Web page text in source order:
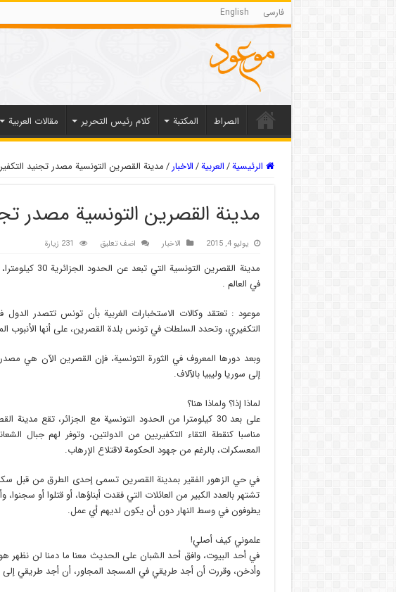
فارسی English
الصراط المکتبة كلام رئيس التحرير مقالات العربیة
الرئيسية/العربیة/الاخبار /مدينة القصرين التونسية مصدر تجنيد
مدينة القصرين التونسية مصدر
يوليو 4, 2015 الاخبار اضف تعليق 231 زيارة
مدينة القصرين
في العالم .
موعود : تعتقد وكالات الاستخبارات الغربية بأن تونس تتصدر
التكفيري، وتحدد السلطات في تونس بلدة القصرين، على أنها الأنبوب
وبعد دورها المعروف في الثورة التونسية، فإن القصرين الآن هي
إلى سوريا وليبيا بالآلاف.
لماذا إذا؟ ولماذا هنا؟
على بعد 30 كيلومترا من الحدود التونسية مع الجزائر، تقع
مناسبا كنقطة التقاء التكفيريين من الدولتين، وتوفر لهم جبال
المعسكرات، بالرغم من جهود الحكومة لاقتلاع الإرهاب.
في حي الزهور الفقير بمدينة القصرين تسمى إحدى الطرق من قبل سكان
تشتهر بالعدد الكبير من العائلات التي فقدت أبناؤها، أو قتلوا أو
يطوفون في وسط النهار دون أن يكون لديهم أي عمل.
علموني كيف أصلي!
في أحد البيوت، وافق أحد الشبان على الحديث معنا ما دمنا لن نظهر
وأدخن، وقررت أن أجد طريقي في المسجد المجاور، أن أجد طريقي إلى